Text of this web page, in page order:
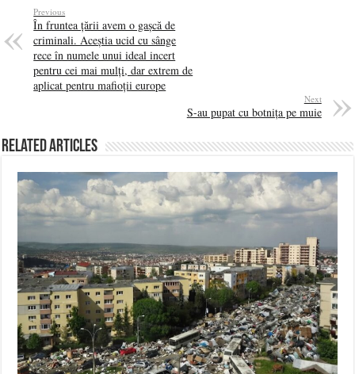
Previous
În fruntea țării avem o gașcă de
criminali. Aceștia ucid cu sânge
rece în numele unui ideal incert
pentru cei mai mulți, dar extrem de
aplicat pentru mafioții europe
Next
S-au pupat cu botnița pe muie
Related Articles